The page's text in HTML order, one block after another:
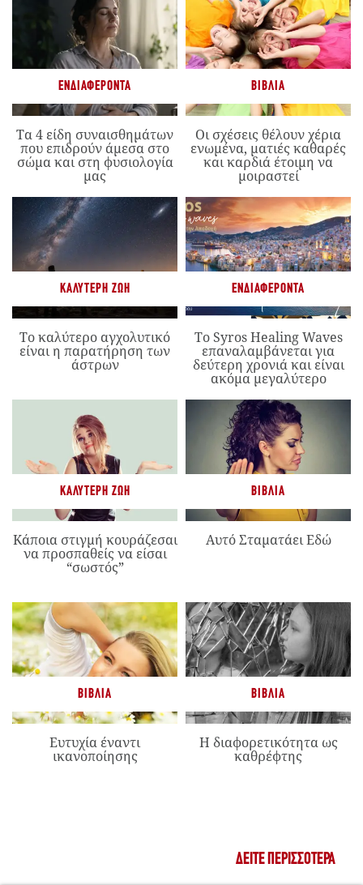
ΕΝΔΙΑΦΈΡΟΝΤΑ
Τα 4 είδη συναισθημάτων
που επιδρούν άμεσα στο
σώμα και στη φυσιολογία
μας
ΒΙΒΛΊΑ
Οι σχέσεις θέλουν χέρια
ενωμένα, ματιές καθαρές
και καρδιά έτοιμη να
μοιραστεί
ΚΑΛΎΤΕΡΗ ΖΩΉ
Το καλύτερο αγχολυτικό
είναι η παρατήρηση των
άστρων
ΕΝΔΙΑΦΈΡΟΝΤΑ
Το Syros Healing Waves
επαναλαμβάνεται για
δεύτερη χρονιά και είναι
ακόμα μεγαλύτερο
ΚΑΛΎΤΕΡΗ ΖΩΉ
Κάποια στιγμή κουράζεσαι
να προσπαθείς να είσαι
“σωστός”
ΒΙΒΛΊΑ
Αυτό Σταματάει Εδώ
ΒΙΒΛΊΑ
Ευτυχία έναντι
ικανοποίησης
ΒΙΒΛΊΑ
Η διαφορετικότητα ως
καθρέφτης
ΔΕΊΤΕ ΠΕΡΙΣΣΌΤΕΡΑ